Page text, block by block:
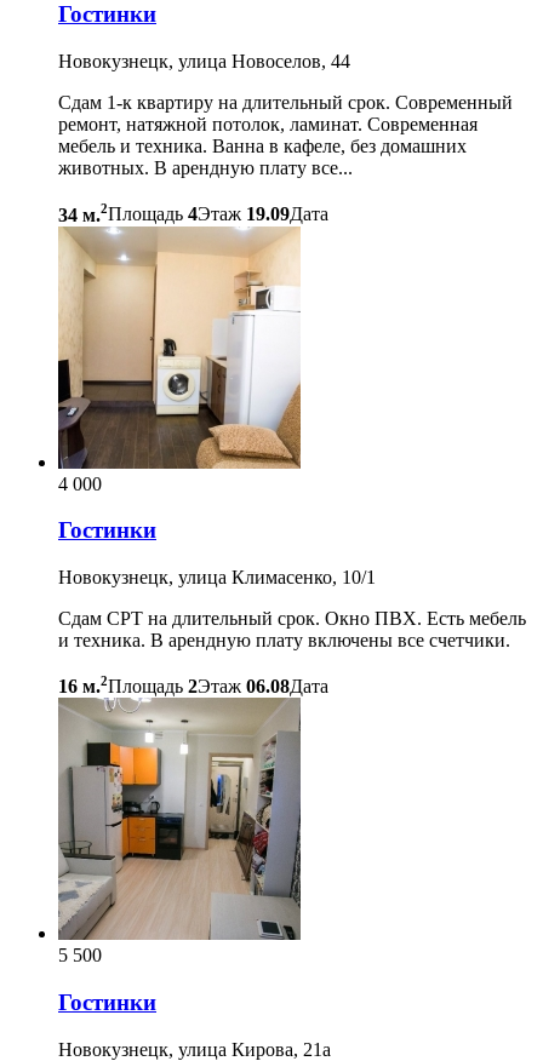
Гостинки
Новокузнецк, улица Новоселов, 44
Сдам 1-к квартиру на длительный срок. Современный
ремонт, натяжной потолок, ламинат. Современная
мебель и техника. Ванна в кафеле, без домашних
животных. В арендную плату все...
34 м.2Площадь 4Этаж 19.09Дата
4 000
Гостинки
Новокузнецк, улица Климасенко, 10/1
Сдам СРТ на длительный срок. Окно ПВХ. Есть мебель
и техника. В арендную плату включены все счетчики.
16 м.2Площадь 2Этаж 06.08Дата
5 500
Гостинки
Новокузнецк, улица Кирова, 21а